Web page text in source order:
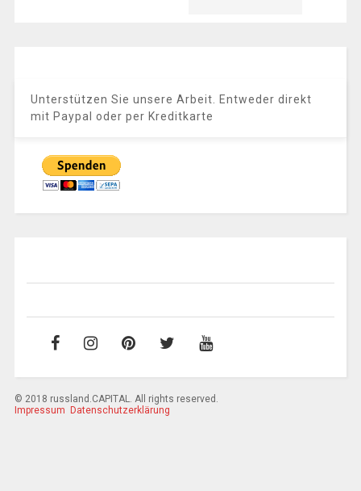
Unterstützen Sie unsere Arbeit. Entweder direkt
mit Paypal oder per Kreditkarte
© 2018 russland.CAPITAL. All rights reserved.
Impressum
Datenschutzerklärung